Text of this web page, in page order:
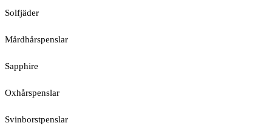
Solfjäder
Mårdhårspenslar
Sapphire
Oxhårspenslar
Svinborstpenslar